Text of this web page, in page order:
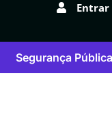
Entrar
Segurança Pública